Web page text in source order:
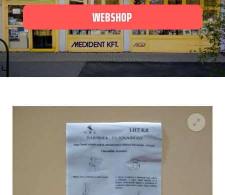
WEBSHOP